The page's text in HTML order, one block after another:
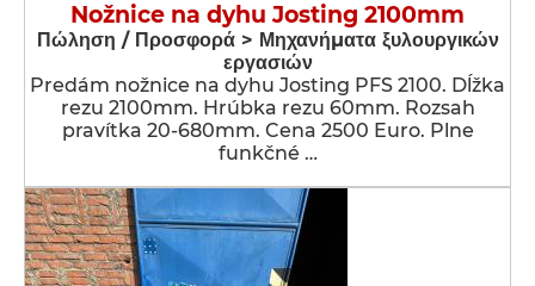
Nožnice na dyhu Josting 2100mm
Πώληση / Προσφορά > Μηχανήματα ξυλουργικών
εργασιών
Predám nožnice na dyhu Josting PFS 2100. Dĺžka
rezu 2100mm. Hrúbka rezu 60mm. Rozsah
pravítka 20-680mm. Cena 2500 Euro. Plne
funkčné …